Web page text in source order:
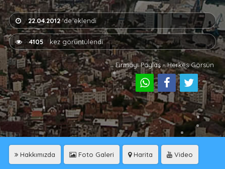
22.04.2012'de eklendi
4105 kez görüntülendi
Firmayı Paylaş - Herkes Görsün
Hakkımızda Foto Galeri Harita Video